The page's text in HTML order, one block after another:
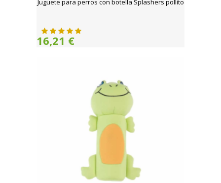
Juguete para perros con botella Splashers pollito
16,21 €